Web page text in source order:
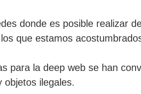
donde es posible realizar
que estamos
para la deep web se han
objetos ilegales.